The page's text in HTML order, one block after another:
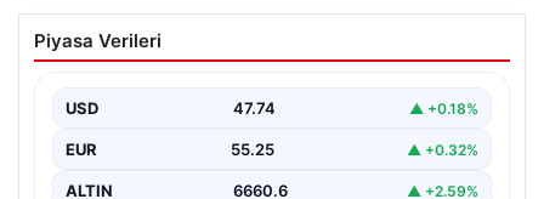
Erzurumspor FK, Yetenekli Sağ Bek
Festy Ebosele ile Anlaşmaya Yaklaştı
takımın genç ve dinamik kadrosunu güçlendirmeyi
hedefliyor. Bu…
Piyasa Verileri
USD 47.74 ▲ +0.18%
EUR 55.25 ▲ +0.32%
ALTIN 6660.6 ▲ +2.59%